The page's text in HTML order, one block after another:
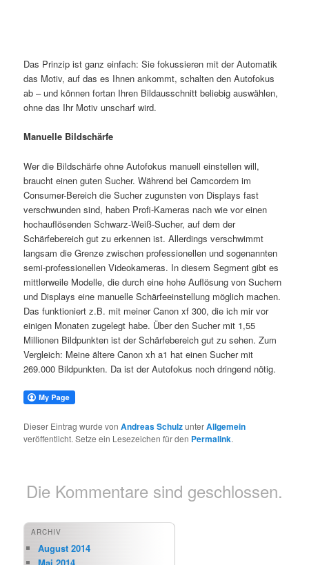
Das Prinzip ist ganz einfach: Sie fokussieren mit der Automatik
das Motiv, auf das es Ihnen ankommt, schalten den Autofokus
ab – und können fortan Ihren Bildausschnitt beliebig auswählen,
ohne das Ihr Motiv unscharf wird.
Manuelle Bildschärfe
Wer die Bildschärfe ohne Autofokus manuell einstellen will,
braucht einen guten Sucher. Während bei Camcordern im
Consumer-Bereich die Sucher zugunsten von Displays fast
verschwunden sind, haben Profi-Kameras nach wie vor einen
hochauflösenden Schwarz-Weiß-Sucher, auf dem der
Schärfebereich gut zu erkennen ist. Allerdings verschwimmt
langsam die Grenze zwischen professionellen und sogenannten
semi-professionellen Videokameras. In diesem Segment gibt es
mittlerweile Modelle, die durch eine hohe Auflösung von Suchern
und Displays eine manuelle Schärfeeinstellung möglich machen.
Das funktioniert z.B. mit meiner Canon xf 300, die ich mir vor
einigen Monaten zugelegt habe. Über den Sucher mit 1,55
Millionen Bildpunkten ist der Schärfebereich gut zu sehen. Zum
Vergleich: Meine ältere Canon xh a1 hat einen Sucher mit
269.000 Bildpunkten. Da ist der Autofokus noch dringend nötig.
Dieser Eintrag wurde vonAndreas SchulzunterAllgemein
veröffentlicht. Setze ein Lesezeichen für den Permalink.
Die Kommentare sind geschlossen.
ARCHIV
August 2014